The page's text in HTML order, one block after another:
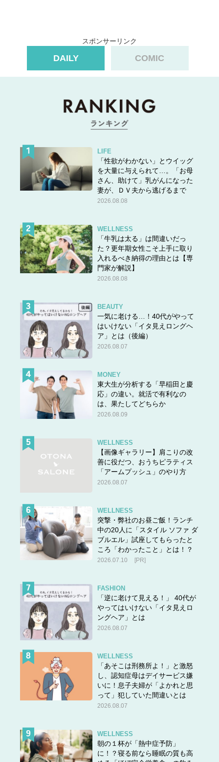
スポンサーリンク
DAILY COMIC
LIFE
「性欲がわかない」とウイッグ
を大量に与えられて…。「お母
さん、助けて」乳がんになった
妻が、ＤＶ夫から逃げるまで
2026.08.08
WELLNESS
「牛乳は太る」は間違いだっ
た？更年期女性こそ上手に取り
入れるべき納得の理由とは【専
門家が解説】
2026.08.08
BEAUTY
一気に老ける…！40代がやって
はいけない「イタ見えロングヘ
ア」とは（後編）
2026.08.07
MONEY
東大生が分析する「早稲田と慶
応」の違い。就活で有利なの
は、果たしてどちらか
2026.08.09
WELLNESS
【画像ギャラリー】肩こりの改
善に役だつ、おうちピラティス
「アームプッシュ」のやり方
2026.08.07
WELLNESS
突撃・弊社のお昼ご飯！ランチ
中の20人に「スタイル ソファ ダ
ブルエル」試座してもらったと
ころ「わかったこと」とは！？
2026.07.10 [PR]
FASHION
「逆に老けて見える！」 40代が
やってはいけない「イタ見えロ
ングヘア」とは
2026.08.07
WELLNESS
「あそこは刑務所よ！」と激怒
し、認知症母はデイサービス嫌
いに！息子夫婦が「よかれと思
って」犯していた間違いとは
2026.08.07
WELLNESS
朝の１杯が「熱中症予防」
に！？寝る前なら睡眠の質も高